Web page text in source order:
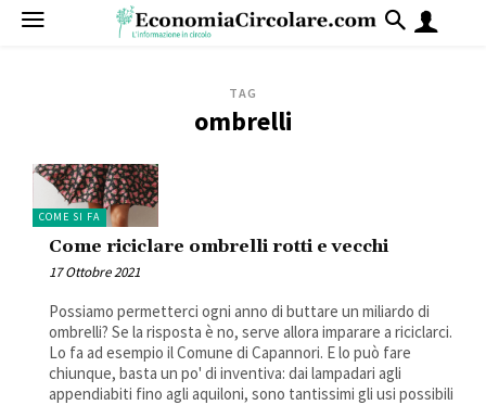
TAG
ombrelli
COME SI FA
Come riciclare ombrelli rotti e vecchi
17 Ottobre 2021
Possiamo permetterci ogni anno di buttare un miliardo di
ombrelli? Se la risposta è no, serve allora imparare a riciclarci.
Lo fa ad esempio il Comune di Capannori. E lo può fare
chiunque, basta un po' di inventiva: dai lampadari agli
appendiabiti fino agli aquiloni, sono tantissimi gli usi possibili